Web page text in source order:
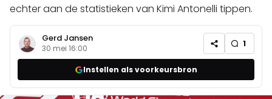
echter aan de statistieken van Kimi Antonelli tippen.
Gerd Jansen
30 mei 16:00 1
Instellen als voorkeursbron